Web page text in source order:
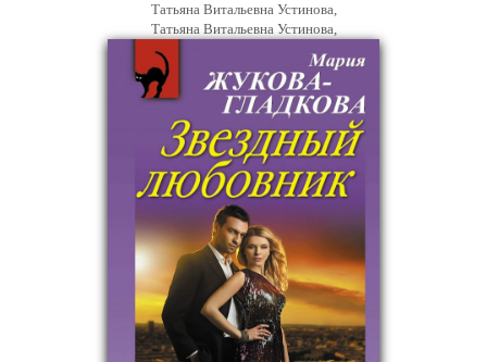
Татьяна Витальевна Устинова,
Татьяна Витальевна Устинова,